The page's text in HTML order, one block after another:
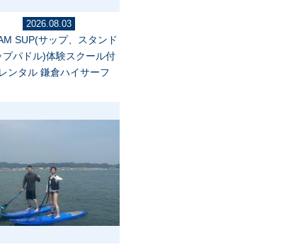
2026.08.03
SUP(サップ、スタンド
プパドル)体験スクール付
ンタル 鎌倉ハイサーフ